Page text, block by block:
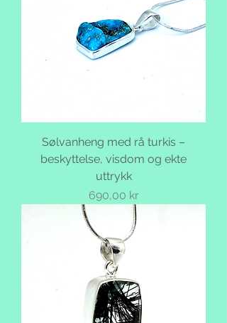
Sølvanheng med rå turkis –
beskyttelse, visdom og ekte
uttrykk
Pris
690,00 kr